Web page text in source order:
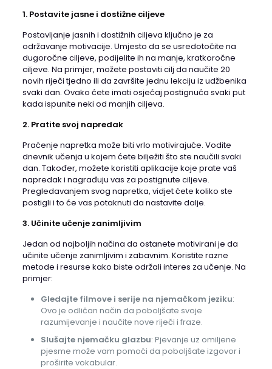
1. Postavite jasne i dostižne ciljeve
Postavljanje jasnih i dostižnih ciljeva ključno je za
održavanje motivacije. Umjesto da se usredotočite na
dugoročne ciljeve, podijelite ih na manje, kratkoročne
ciljeve. Na primjer, možete postaviti cilj da naučite 20
novih riječi tjedno ili da završite jednu lekciju iz udžbenika
svaki dan. Ovako ćete imati osjećaj postignuća svaki put
kada ispunite neki od manjih ciljeva.
2. Pratite svoj napredak
Praćenje napretka može biti vrlo motivirajuće. Vodite
dnevnik učenja u kojem ćete bilježiti što ste naučili svaki
dan. Također, možete koristiti aplikacije koje prate vaš
napredak i nagrađuju vas za postignute ciljeve.
Pregledavanjem svog napretka, vidjet ćete koliko ste
postigli i to će vas potaknuti da nastavite dalje.
3. Učinite učenje zanimljivim
Jedan od najboljih načina da ostanete motivirani je da
učinite učenje zanimljivim i zabavnim. Koristite razne
metode i resurse kako biste održali interes za učenje. Na
primjer:
Gledajte filmove i serije na njemačkom jeziku:
Ovo je odličan način da poboljšate svoje
razumijevanje i naučite nove riječi i fraze.
Slušajte njemačku glazbu: Pjevanje uz omiljene
pjesme može vam pomoći da poboljšate izgovor i
proširite vokabular.